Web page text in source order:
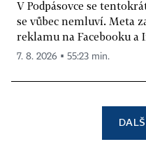
V Podpásovce se
se vůbec nemluví. Meta
reklamu na Facebooku a
7. 8. 2026 ▪ 55:23 min.